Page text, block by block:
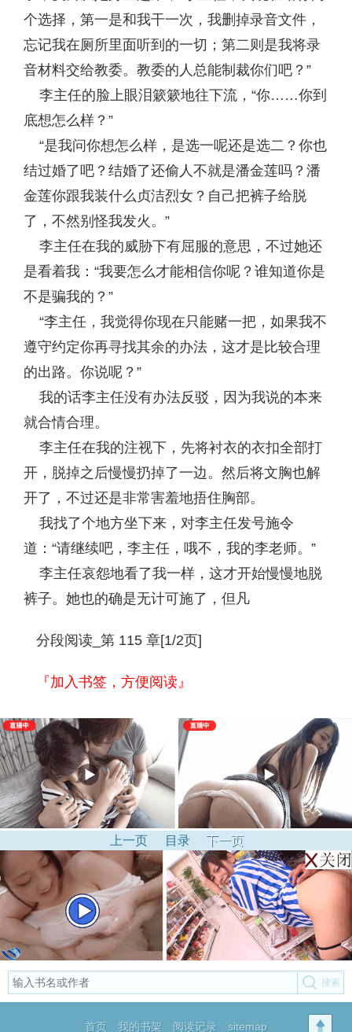
个选择，第一是和我干一次，我删掉录音文件，
忘记我在厕所里面听到的一切；第二则是我将录
音材料交给教委。教委的人总能制裁你们吧？”
李主任的脸上眼泪簌簌地往下流，“你……你到
底想怎么样？”
“是我问你想怎么样，是选一呢还是选二？你也
结过婚了吧？结婚了还偷人不就是潘金莲吗？潘
金莲你跟我装什么贞洁烈女？自己把裤子给脱
了，不然别怪我发火。”
李主任在我的威胁下有屈服的意思，不过她还
是看着我：“我要怎么才能相信你呢？谁知道你是
不是骗我的？”
“李主任，我觉得你现在只能赌一把，如果我不
遵守约定你再寻找其余的办法，这才是比较合理
的出路。你说呢？”
我的话李主任没有办法反驳，因为我说的本来
就合情合理。
李主任在我的注视下，先将衬衣的衣扣全部打
开，脱掉之后慢慢扔掉了一边。然后将文胸也解
开了，不过还是非常害羞地捂住胸部。
我找了个地方坐下来，对李主任发号施令
道：“请继续吧，李主任，哦不，我的李老师。”
李主任哀怨地看了我一样，这才开始慢慢地脱
裤子。她也的确是无计可施了，但凡
分段阅读_第 115 章[1/2页]
『加入书签，方便阅读』
上一页 目录 下一页
首页 我的书架 阅读记录 sitemap